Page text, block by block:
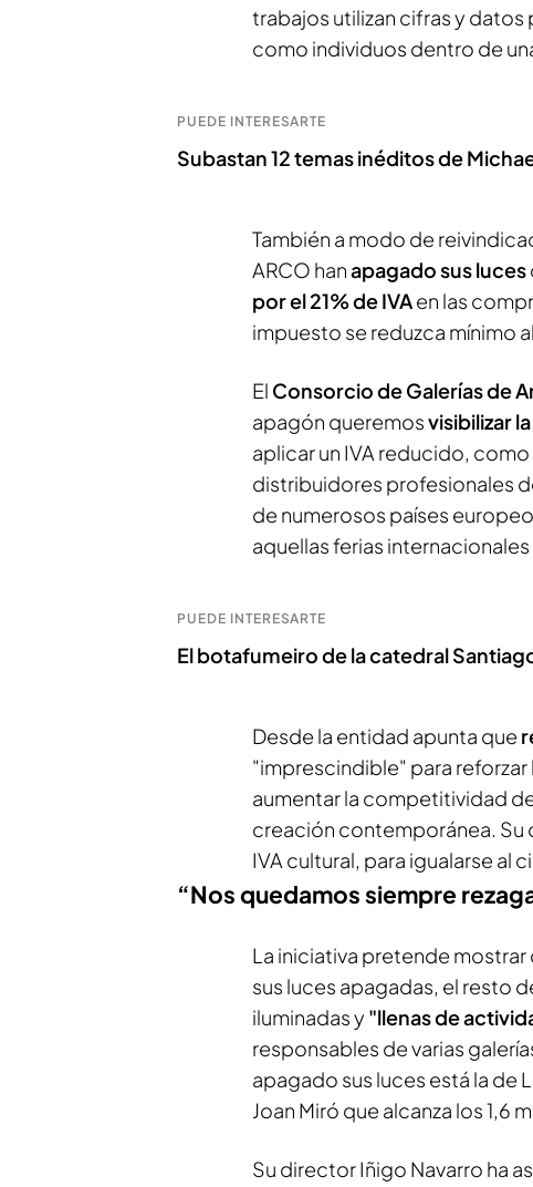
trabajos utilizan cifras y
como individuos dentro de
PUEDE INTERESARTE
Subastan 12 temas inéditos de
También a modo de
ARCO hanapagado sus luces
por el 21% de IVAen las
impuesto se reduzca mínimo
El Consorcio de Galerías de
apagón queremosvisibilizar
aplicar un IVA reducido,
distribuidores profesionales
de numerosos países
aquellas ferias
PUEDE INTERESARTE
El botafumeiro de la catedral
Desde la entidad apunta que
"imprescindible" para
aumentar la competitividad
creación contemporánea. Su
IVA cultural, para igualarse al
“Nos quedamos siempre
La iniciativa pretende mostrar
sus luces apagadas, el resto
iluminadas y "llenas de
responsables de varias
apagado sus luces está la de
Joan Miró que alcanza los 1,6
Su director Iñigo Navarro ha